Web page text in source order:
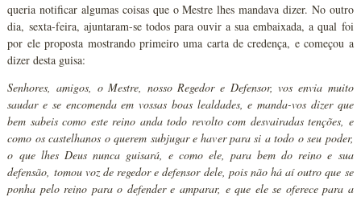
queria notificar algumas coisas que o Mestre lhes mandava dizer. No outro
dia, sexta-feira, ajuntaram-se todos para ouvir a sua embaixada, a qual foi
por ele proposta mostrando primeiro uma carta de credença, e começou a
dizer desta guisa:
Senhores, amigos, o Mestre, nosso Regedor e Defensor, vos envia muito
saudar e se encomenda em vossas boas lealdades, e manda-vos dizer que
bem sabeis como este reino anda todo revolto com desvairadas tenções, e
como os castelhanos o querem subjugar e haver para si a todo o seu poder,
o que lhes Deus nunca guisará, e como ele, para bem do reino e sua
defensão, tomou voz de regedor e defensor dele, pois não há aí outro que se
ponha pelo reino para o defender e amparar, e que ele se oferece para a